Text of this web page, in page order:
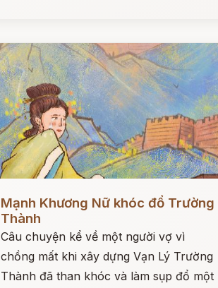
Mạnh Khương Nữ khóc đổ Trường
Thành
Câu chuyện kể về một người vợ vì
chồng mất khi xây dựng Vạn Lý Trường
Thành đã than khóc và làm sụp đổ một